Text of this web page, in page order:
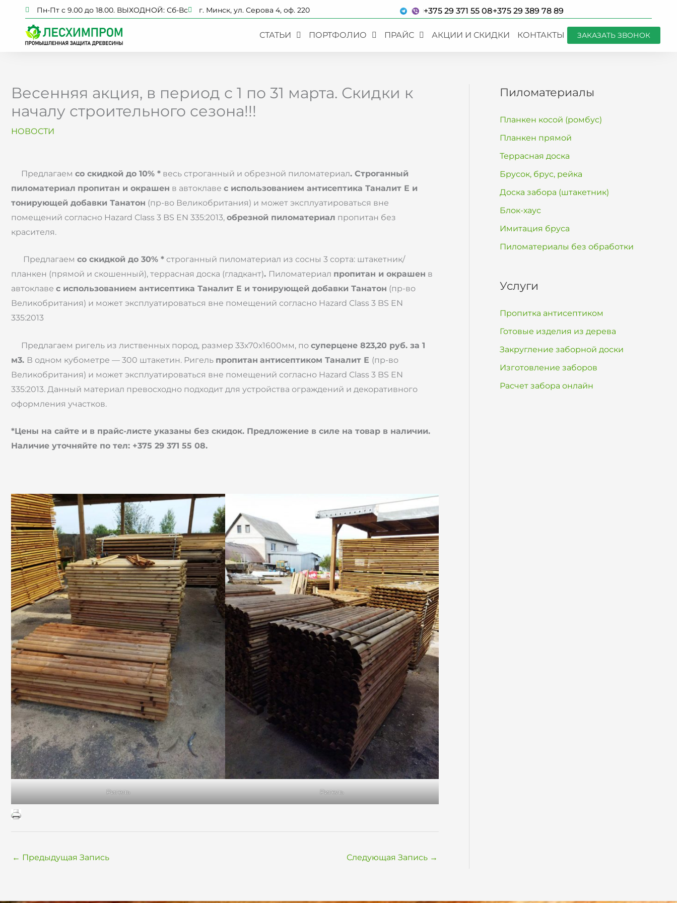
Перейти
содержимому
Пн-Пт с 9.00 до 18.00. ВЫХОДНОЙ: Сб-Вс г. Минск, ул. Серова 4, оф. 220 +375 29 371 55 08+375 29 389 78 89
СТАТЬИ ПОРТФОЛИО ПРАЙС АКЦИИ И СКИДКИ КОНТАКТЫ ЗАКАЗАТЬ ЗВОНОК
Весенняя акция, в период с 1 по 31 марта. Скидки к
началу строительного сезона!!!
НОВОСТИ
Предлагаем со скидкой до 10% * весь строганный и обрезной пиломатериал. Строганный
пиломатериал пропитан и окрашен в автоклаве с использованием антисептика Таналит Е и
тонирующей добавки Танатон (пр-во Великобритания) и может эксплуатироваться вне
помещений согласно Hazard Class 3 BS EN 335:2013, обрезной пиломатериал пропитан без
красителя.
Предлагаем со скидкой до 30% * строганный пиломатериал из сосны 3 сорта: штакетник/
планкен (прямой и скошенный), террасная доска (гладкант). Пиломатериал пропитан и окрашен в
автоклаве с использованием антисептика Таналит Е и тонирующей добавки Танатон (пр-во
Великобритания) и может эксплуатироваться вне помещений согласно Hazard Class 3 BS EN
335:2013
Предлагаем ригель из лиственных пород, размер 33х70х1600мм, по суперцене 823,20 руб. за 1
м3. В одном кубометре — 300 штакетин. Ригель пропитан антисептиком Таналит Е (пр-во
Великобритания) и может эксплуатироваться вне помещений согласно Hazard Class 3 BS EN
335:2013. Данный материал превосходно подходит для устройства ограждений и декоративного
оформления участков.
*Цены на сайте и в прайс-листе указаны без скидок. Предложение в силе на товар в наличии.
Наличие уточняйте по тел: +375 29 371 55 08.
Ригель Ригель
← Предыдущая Запись Следующая Запись →
Пиломатериалы
Планкен косой (ромбус)
Планкен прямой
Террасная доска
Брусок, брус, рейка
Доска забора (штакетник)
Блок-хаус
Имитация бруса
Пиломатериалы без обработки
Услуги
Пропитка антисептиком
Готовые изделия из дерева
Закругление заборной доски
Изготовление заборов
Расчет забора онлайн